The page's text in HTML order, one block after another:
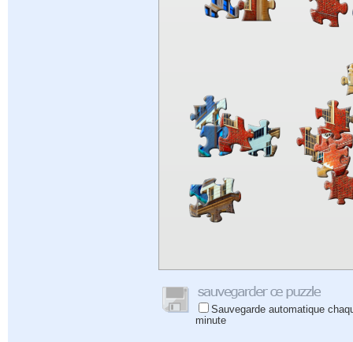
Sauvegarde automatique
minute